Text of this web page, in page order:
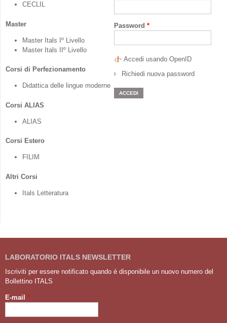
CECLIL
Master
Master Itals Iº Livello
Master Itals IIº Livello
Corsi di Perfezionamento
Didattica delle lingue moderne
Corsi ALIAS
ALIAS
Corsi Estero
FILIM
Altri Corsi
Itals Letteratura
Password *
Accedi usando OpenID
Richiedi nuova password
LABORATORIO ITALS NEWSLETTER
Iscriviti per essere notificato quando é disponibile un nuovo numero del
Bollettino ITALS
E-mail *